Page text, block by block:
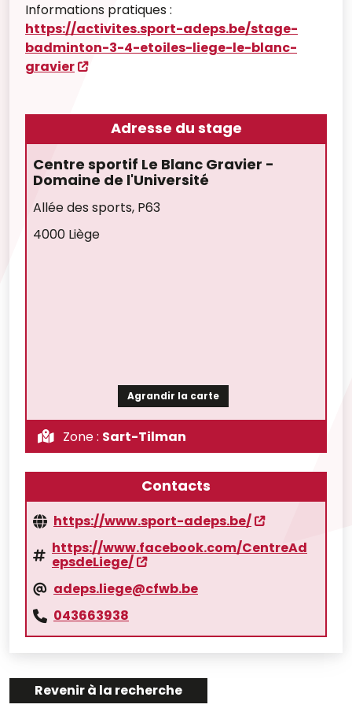
Informations pratiques :
https://activites.sport-adeps.be/stage-
badminton-3-4-etoiles-liege-le-blanc-
gravier
Adresse du stage
Centre sportif Le Blanc Gravier -
Domaine de l'Université
Allée des sports, P63
4000 Liège
Agrandir la carte
Zone : Sart-Tilman
Contacts
https://www.sport-adeps.be/
https://www.facebook.com/CentreAd
epsdeLiege/
adeps.liege@cfwb.be
043663938
Revenir à la recherche